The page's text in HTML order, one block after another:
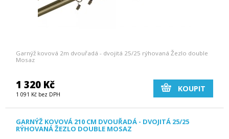
Garnýž kovová 2m dvouřadá - dvojitá 25/25 rýhovaná Žezlo double
Mosaz
1 320 Kč
1 091 Kč bez DPH
KOUPIT
GARNÝŽ KOVOVÁ 210 CM DVOUŘADÁ - DVOJITÁ 25/25
RÝHOVANÁ ŽEZLO DOUBLE MOSAZ